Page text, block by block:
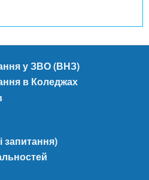
у ЗВО (ВНЗ)
в Коледжах
запитання)